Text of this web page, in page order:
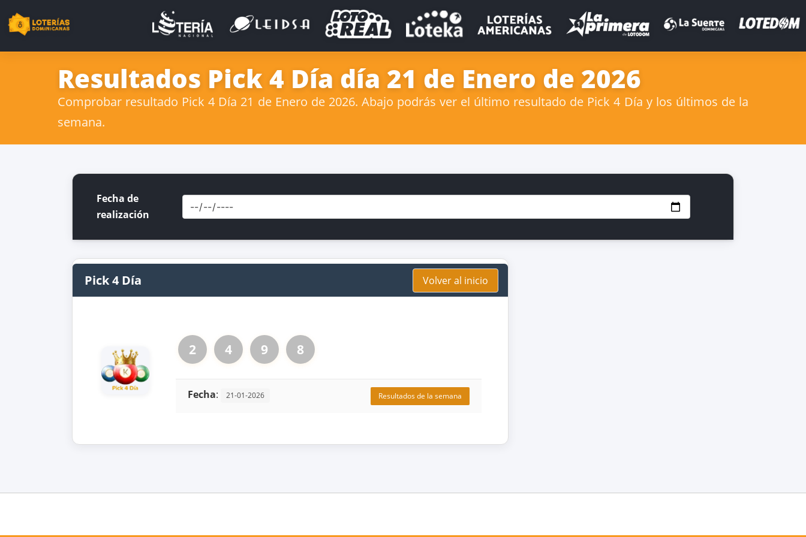
Resultados Pick 4 Día día 21 de Enero de 2026
Comprobar resultado Pick 4 Día 21 de Enero de 2026. Abajo podrás ver el último resultado de Pick 4 Día y los últimos de la
semana.
Fecha de
realización
Pick 4 Día Volver al inicio
2 4 9 8
Fecha: 21-01-2026 Resultados de la semana